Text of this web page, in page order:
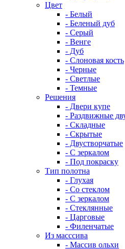
Цвет
- Белый
- Беленый дуб
- Серый
- Венге
- Дуб
- Слоновая кость
- Черные
- Светлые
- Темные
Решения
- Двери купе
- Раздвижные
- Складные
- Скрытые
- Двустворчатые
- С зеркалом
- Под покраску
Тип полотна
- Глухая
- Со стеклом
- С зеркалом
- Стеклянные
- Царговые
- Филенчатые
Из масссива
- Массив ольхи